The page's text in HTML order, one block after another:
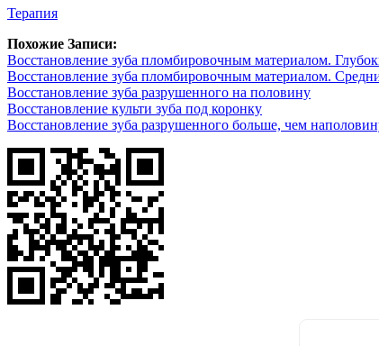
Терапия
Похожие Записи:
Восстановление зуба пломбировочным материалом.
Восстановление зуба пломбировочным материалом.
Восстановление зуба разрушенного на половину
Восстановление культи зуба под коронку
Восстановление зуба разрушенного больше, чем